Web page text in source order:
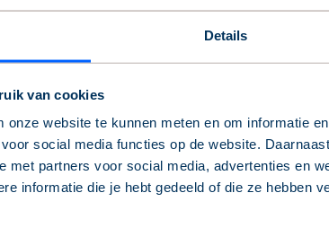
Details
van cookies
onze website te kunnen meten en om informatie
social media functies op de website.
met partners voor social media, advertenties en
informatie die je hebt gedeeld of die ze hebben
mooi moment om stil te staan bij onze
Hoewel onze organisatie sinds 2001 bestaat,
zorgen voor goede, betaalbare
We zijn trots op wat we hierin de afgelopen 25